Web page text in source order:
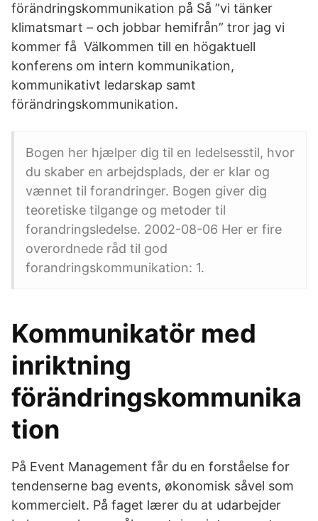
förändringskommunikation på Så ”vi tänker
klimatsmart – och jobbar hemifrån” tror jag vi
kommer få Välkommen till en högaktuell
konferens om intern kommunikation,
kommunikativt ledarskap samt
förändringskommunikation.
Bogen her hjælper dig til en ledelsesstil, hvor
du skaber en arbejdsplads, der er klar og
vænnet til forandringer. Bogen giver dig
teoretiske tilgange og metoder til
forandringsledelse. 2002-08-06 Her er fire
overordnede råd til god
forandringskommunikation: 1.
Kommunikatör med
inriktning
förändringskommunika
tion
På Event Management får du en forståelse for
tendenserne bag events, økonomisk såvel som
kommercielt. På faget lærer du at udarbejder